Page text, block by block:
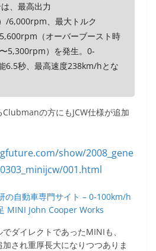
、最高出力
/6,000rpm、最大トルク
（オーバーブースト時
5,300rpm）を発生。0-
6.5秒、最高速度238km/hとな
の方にもJCW仕様が追加
の自動車専門サイト – 0-100km/h
MINI John Cooper Works
ダイレクトであったMINIも、
され重厚長大になりつつありま